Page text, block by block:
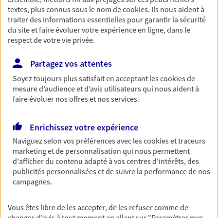
Agence accessible
Horaires : Fermé
Ouvre demain à 09:00
NOUS CONTACTER
VOIR NOTRE SITE WEB
N° Orias * (orias.fr) : EIRL NICOLAS DOSPITAL (14005938); EI
Jean Baptiste Topalian
Prévoyance & Patrimoine
textes, plus connus sous le nom decookies. Ils nous aident à
traiter des informations essentielles pour garantir la sécurité
du site et faire évoluer votre expérience en ligne, dans le
respect de votre vie privée.
Partagez vos attentes
Soyez toujours plus satisfait en acceptant lescookiesde
mesure d’audience et d’avis utilisateurs qui nous aident à
faire évoluer nos offres et nos services.
Enrichissez votre expérience
Naviguez selon vos préférences avec lescookies et traceurs
marketing et de personnalisation qui nous permettent
d'afficher du contenu adapté à vos centres d'intérêts, des
publicités personnalisées et de suivre la performance de nos
campagnes.
Vous êtes libre de les accepter, de les refuser comme de